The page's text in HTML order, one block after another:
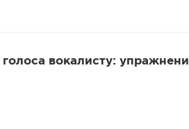
голоса вокалисту: